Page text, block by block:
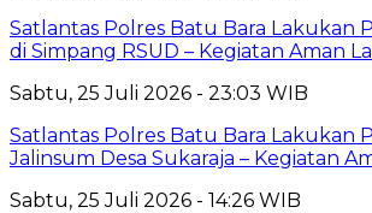
Satlantas Polres Batu Bara Lakukan
di Simpang RSUD – Kegiatan Aman
Sabtu, 25 Juli 2026 - 23:03 WIB
Satlantas Polres Batu Bara Lakukan
Jalinsum Desa Sukaraja – Kegiatan
Sabtu, 25 Juli 2026 - 14:26 WIB